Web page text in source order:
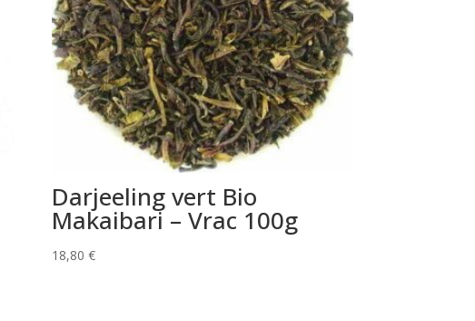
Darjeeling vert Bio
Makaibari – Vrac 100g
18,80€